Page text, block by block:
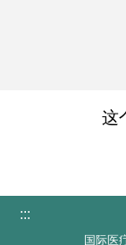
这
:::
国际医